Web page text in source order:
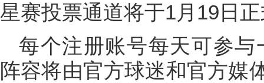
星赛投票通道将于1月19日
每个注册账号每天可参
阵容将由官方球迷和官方媒